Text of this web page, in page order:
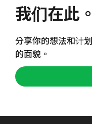
我们在此。
分享你的想法和计
的面貌。